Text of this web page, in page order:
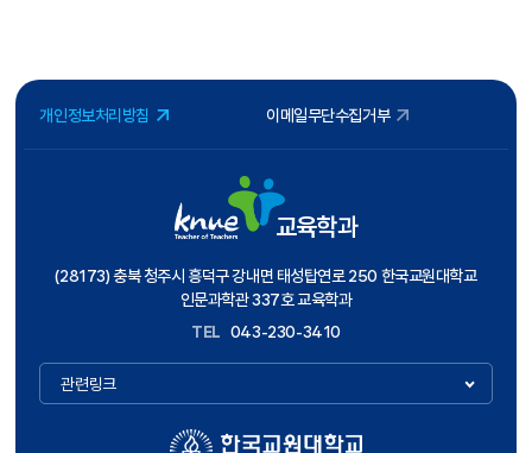
개인정보처리방침 이메일무단수집거부
교육학과
(28173) 충북 청주시 흥덕구 강내면 태성탑연로 250 한국교원대학교
인문과학관 337호 교육학과
TEL 043-230-3410
관련링크